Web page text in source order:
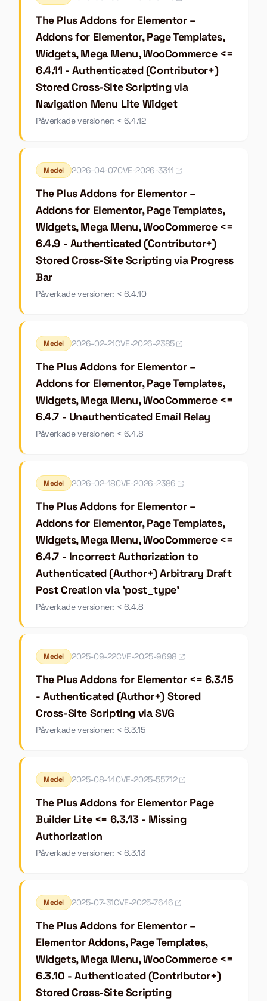
The Plus Addons for Elementor –
Addons for Elementor, Page Templates,
Widgets, Mega Menu, WooCommerce <=
6.4.11 - Authenticated (Contributor+)
Stored Cross-Site Scripting via
Navigation Menu Lite Widget
Påverkade versioner: < 6.4.12
Medel 2026-04-07CVE-2026-3311
The Plus Addons for Elementor –
Addons for Elementor, Page Templates,
Widgets, Mega Menu, WooCommerce <=
6.4.9 - Authenticated (Contributor+)
Stored Cross-Site Scripting via Progress
Bar
Påverkade versioner: < 6.4.10
Medel 2026-02-21CVE-2026-2385
The Plus Addons for Elementor –
Addons for Elementor, Page Templates,
Widgets, Mega Menu, WooCommerce <=
6.4.7 - Unauthenticated Email Relay
Påverkade versioner: < 6.4.8
Medel 2026-02-18CVE-2026-2386
The Plus Addons for Elementor –
Addons for Elementor, Page Templates,
Widgets, Mega Menu, WooCommerce <=
6.4.7 - Incorrect Authorization to
Authenticated (Author+) Arbitrary Draft
Post Creation via 'post_type'
Påverkade versioner: < 6.4.8
Medel 2025-09-22CVE-2025-9698
The Plus Addons for Elementor <= 6.3.15
- Authenticated (Author+) Stored
Cross-Site Scripting via SVG
Påverkade versioner: < 6.3.15
Medel 2025-08-14CVE-2025-55712
The Plus Addons for Elementor Page
Builder Lite <= 6.3.13 - Missing
Authorization
Påverkade versioner: < 6.3.13
Medel 2025-07-31CVE-2025-7646
The Plus Addons for Elementor –
Elementor Addons, Page Templates,
Widgets, Mega Menu, WooCommerce <=
6.3.10 - Authenticated (Contributor+)
Stored Cross-Site Scripting